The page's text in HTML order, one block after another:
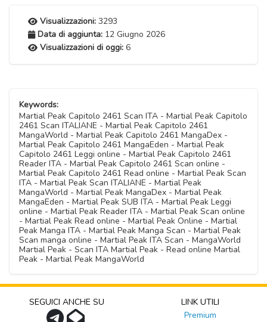
Visualizzazioni: 3293
Data di aggiunta: 12 Giugno 2026
Visualizzazioni di oggi: 6
Keywords:
Martial Peak Capitolo 2461 Scan ITA - Martial Peak Capitolo
2461 Scan ITALIANE - Martial Peak Capitolo 2461
MangaWorld - Martial Peak Capitolo 2461 MangaDex -
Martial Peak Capitolo 2461 MangaEden - Martial Peak
Capitolo 2461 Leggi online - Martial Peak Capitolo 2461
Reader ITA - Martial Peak Capitolo 2461 Scan online -
Martial Peak Capitolo 2461 Read online - Martial Peak Scan
ITA - Martial Peak Scan ITALIANE - Martial Peak
MangaWorld - Martial Peak MangaDex - Martial Peak
MangaEden - Martial Peak SUB ITA - Martial Peak Leggi
online - Martial Peak Reader ITA - Martial Peak Scan online
- Martial Peak Read online - Martial Peak Online - Martial
Peak Manga ITA - Martial Peak Manga Scan - Martial Peak
Scan manga online - Martial Peak ITA Scan - MangaWorld
Martial Peak - Scan ITA Martial Peak - Read online Martial
Peak - Martial Peak MangaWorld
SEGUICI ANCHE SU
LINK UTILI
Premium